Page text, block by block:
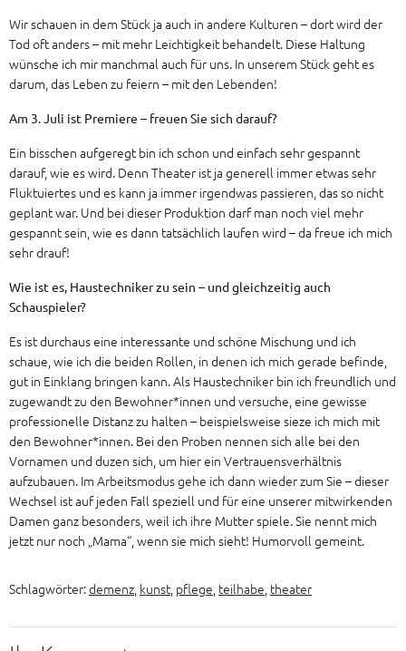
Wir schauen in dem Stück ja auch in andere Kulturen – dort wird der
Tod oft anders – mit mehr Leichtigkeit behandelt. Diese Haltung
wünsche ich mir manchmal auch für uns. In unserem Stück geht es
darum, das Leben zu feiern – mit den Lebenden!
Am 3. Juli ist Premiere – freuen Sie sich darauf?
Ein bisschen aufgeregt bin ich schon und einfach sehr gespannt
darauf, wie es wird. Denn Theater ist ja generell immer etwas sehr
Fluktuiertes und es kann ja immer irgendwas passieren, das so nicht
geplant war. Und bei dieser Produktion darf man noch viel mehr
gespannt sein, wie es dann tatsächlich laufen wird – da freue ich mich
sehr drauf!
Wie ist es, Haustechniker zu sein – und gleichzeitig auch
Schauspieler?
Es ist durchaus eine interessante und schöne Mischung und ich
schaue, wie ich die beiden Rollen, in denen ich mich gerade befinde,
gut in Einklang bringen kann. Als Haustechniker bin ich freundlich und
zugewandt zu den Bewohner*innen und versuche, eine gewisse
professionelle Distanz zu halten – beispielsweise sieze ich mich mit
den Bewohner*innen. Bei den Proben nennen sich alle bei den
Vornamen und duzen sich, um hier ein Vertrauensverhältnis
aufzubauen. Im Arbeitsmodus gehe ich dann wieder zum Sie – dieser
Wechsel ist auf jeden Fall speziell und für eine unserer mitwirkenden
Damen ganz besonders, weil ich ihre Mutter spiele. Sie nennt mich
jetzt nur noch „Mama“, wenn sie mich sieht! Humorvoll gemeint.
Schlagwörter:demenz, kunst, pflege, teilhabe, theater